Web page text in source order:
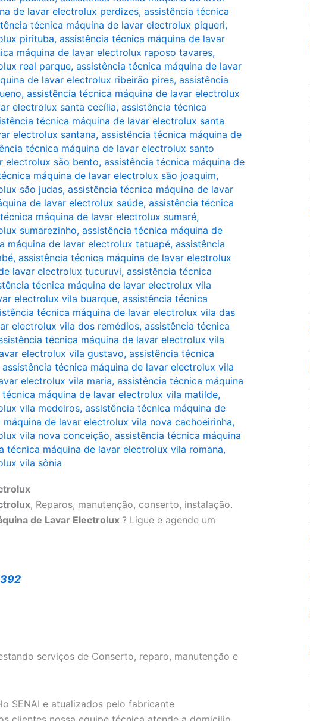
de lavar electrolux perdizes, assistência técnica
técnica máquina de lavar electrolux piqueri,
pirituba, assistência técnica máquina de lavar
máquina de lavar electrolux raposo tavares,
real parque, assistência técnica máquina de lavar
de lavar electrolux ribeirão pires, assistência
, assistência técnica máquina de lavar electrolux
electrolux santa cecília, assistência técnica
técnica máquina de lavar electrolux santa
electrolux santana, assistência técnica máquina de
técnica máquina de lavar electrolux santo
electrolux são bento, assistência técnica máquina de
máquina de lavar electrolux são joaquim,
são judas, assistência técnica máquina de lavar
de lavar electrolux saúde, assistência técnica
máquina de lavar electrolux sumaré,
sumarezinho, assistência técnica máquina de
máquina de lavar electrolux tatuapé, assistência
, assistência técnica máquina de lavar electrolux
lavar electrolux tucuruvi, assistência técnica
técnica máquina de lavar electrolux vila
electrolux vila buarque, assistência técnica
técnica máquina de lavar electrolux vila das
electrolux vila dos remédios, assistência técnica
técnica máquina de lavar electrolux vila
electrolux vila gustavo, assistência técnica
assistência técnica máquina de lavar electrolux vila
electrolux vila maria, assistência técnica máquina
técnica máquina de lavar electrolux vila matilde,
vila medeiros, assistência técnica máquina de
de lavar electrolux vila nova cachoeirinha,
vila nova conceição, assistência técnica máquina
técnica máquina de lavar electrolux vila romana,
vila sônia
, Reparos, manutenção, conserto, instalação.
de Lavar Electrolux ? Ligue e agende um
serviços de Conserto, reparo, manutenção e
SENAI e atualizados pelo fabricante